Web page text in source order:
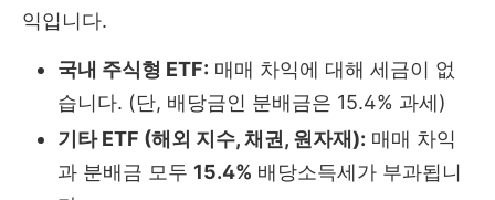
익입니다.
국내 주식형 ETF: 매매 차익에 대해 세금이 없
습니다. (단, 배당금인 분배금은 15.4% 과세)
기타 ETF (해외 지수, 채권, 원자재): 매매 차익
과 분배금 모두 15.4% 배당소득세가 부과됩니